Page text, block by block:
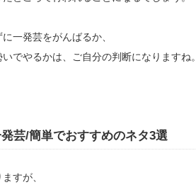
一発芸をがんばるか、
でやるかは、ご自分の判断になりますね。
芸/簡単でおすすめのネタ3選
すが、